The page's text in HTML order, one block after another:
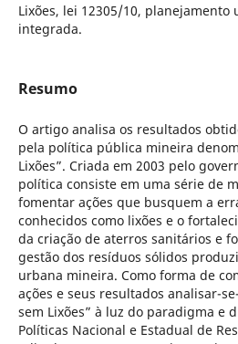
Lixões, lei 12305/10, planejamento
integrada.
Resumo
O artigo analisa os resultados
pela política pública mineira
Lixões”. Criada em 2003 pelo
política consiste em uma série de
fomentar ações que busquem a
conhecidos como lixões e o
da criação de aterros sanitários e
gestão dos resíduos sólidos
urbana mineira. Como forma de
ações e seus resultados analisar-
sem Lixões” à luz do paradigma e
Políticas Nacional e Estadual de